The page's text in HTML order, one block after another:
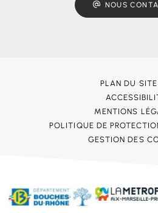
NOUS
PLAN DU SITE
MENTIONS
POLITIQUE DE
GESTION DES